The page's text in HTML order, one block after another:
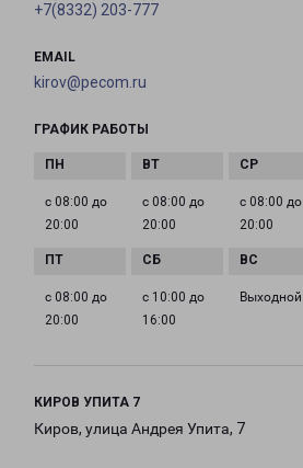
+7(8332) 203-777
EMAIL
kirov@pecom.ru
ГРАФИК РАБОТЫ
с 08:00 до
20:00
с 08:00 до
20:00
с 08:00 до
20:00
с 08:00 до
20:00
с 10:00 до
16:00
Выходной
КИРОВ УПИТА 7
Киров, улица Андрея Упита, 7